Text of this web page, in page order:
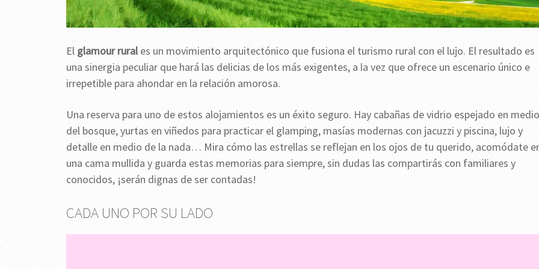
El glamour rurales un movimiento arquitectónico que fusiona el turismo rural con el lujo. El resultado es
una sinergia peculiar que hará las delicias de los más exigentes, a la vez que ofrece un escenario único e
irrepetible para ahondar en la relación amorosa.
Una reserva para uno de estos alojamientos es un éxito seguro. Hay cabañas de vidrio espejado en medio
del bosque, yurtas en viñedos para practicar el glamping, masías modernas con jacuzzi y piscina, lujo y
detalle en medio de la nada… Mira cómo las estrellas se reflejan en los ojos de tu querido, acomódate
una cama mullida y guarda estas memorias para siempre, sin dudas las compartirás con familiares y
conocidos, ¡serán dignas de ser contadas!
CADA UNO POR SU LADO